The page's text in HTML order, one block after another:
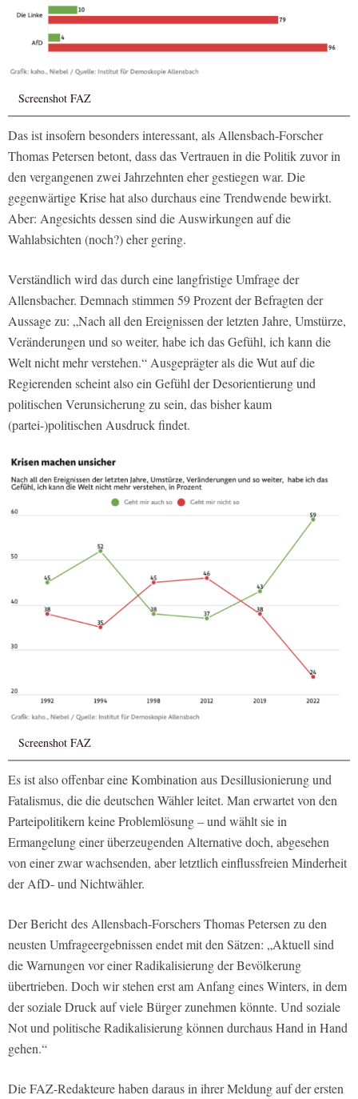
Screenshot FAZ
Das ist insofern besonders interessant, als Allensbach-Forscher
Thomas Petersen betont, dass das Vertrauen in die Politik zuvor in
den vergangenen zwei Jahrzehnten eher gestiegen war. Die
gegenwärtige Krise hat also durchaus eine Trendwende bewirkt.
Aber: Angesichts dessen sind die Auswirkungen auf die
Wahlabsichten (noch?) eher gering.
Verständlich wird das durch eine langfristige Umfrage der
Allensbacher. Demnach stimmen 59 Prozent der Befragten der
Aussage zu: „Nach all den Ereignissen der letzten Jahre, Umstürze,
Veränderungen und so weiter, habe ich das Gefühl, ich kann die
Welt nicht mehr verstehen.“ Ausgeprägter als die Wut auf die
Regierenden scheint also ein Gefühl der Desorientierung und
politischen Verunsicherung zu sein, das bisher kaum
(partei-)politischen Ausdruck findet.
Screenshot FAZ
Es ist also offenbar eine Kombination aus Desillusionierung und
Fatalismus, die die deutschen Wähler leitet. Man erwartet von den
Parteipolitikern keine Problemlösung – und wählt sie in
Ermangelung einer überzeugenden Alternative doch, abgesehen
von einer zwar wachsenden, aber letztlich einflussfreien Minderheit
der AfD- und Nichtwähler.
Der Bericht des Allensbach-Forschers Thomas Petersen zu den
neusten Umfrageergebnissen endet mit den Sätzen: „Aktuell sind
die Warnungen vor einer Radikalisierung der Bevölkerung
übertrieben. Doch wir stehen erst am Anfang eines Winters, in dem
der soziale Druck auf viele Bürger zunehmen könnte. Und soziale
Not und politische Radikalisierung können durchaus Hand in Hand
gehen.“
Die FAZ-Redakteure haben daraus in ihrer Meldung auf der ersten